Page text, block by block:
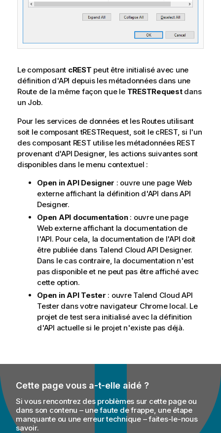
Le composant cREST peut être initialisé avec une
définition d'API depuis les métadonnées dans une
Route de la même façon que le TRESTRequestdans
un Job.
Pour les services de données et les Routes utilisant
soit le composant tRESTRequest, soit le cREST, si l'un
des composant REST utilise les métadonnées REST
provenant d'API Designer, les actions suivantes sont
disponibles dans le menu contextuel :
Open in API Designer : ouvre une page Web
externe affichant la définition d'API dans API
Designer.
Open API documentation: ouvre une page
Web externe affichant la documentation de
l'API. Pour cela, la documentation de l'API doit
être publiée dans Talend Cloud API Designer.
Dans le cas contraire, la documentation n'est
pas disponible et ne peut pas être affiché avec
cette option.
Open in API Tester : ouvre Talend Cloud API
Testerdans votre navigateur Chrome local. Le
projet de test sera initialisé avec la définition
d'API actuelle si le projet n'existe pas déjà.
Cette page vous a-t-elle aidé ?
Si vous rencontrez des problèmes sur cette page ou
dans son contenu – une faute de frappe, une étape
manquante ou une erreur technique – faites-le-nous
savoir.